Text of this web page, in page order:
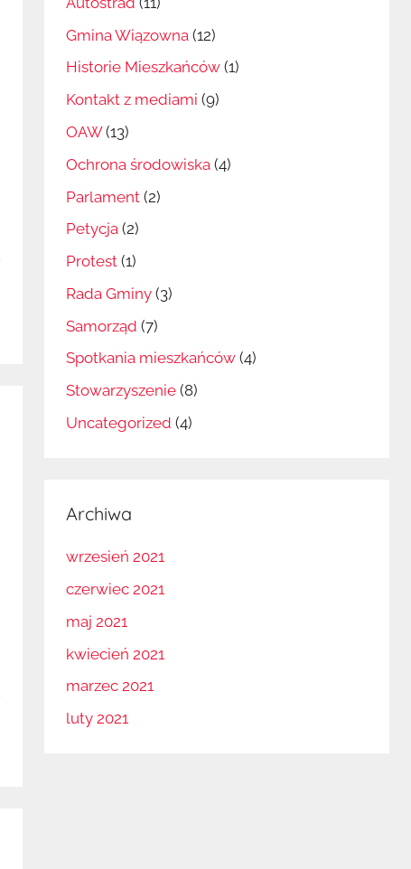
Gmina Wiązowna (12)
Historie Mieszkańców (1)
Kontakt z mediami (9)
OAW(13)
Ochrona środowiska (4)
Parlament (2)
Petycja (2)
Protest (1)
Rada Gminy (3)
Samorząd (7)
Spotkania mieszkańców (4)
Stowarzyszenie (8)
Uncategorized (4)
Archiwa
wrzesień 2021
czerwiec 2021
maj 2021
kwiecień 2021
marzec 2021
luty 2021